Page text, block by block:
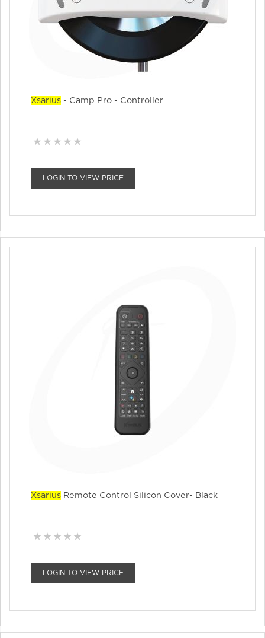
Xsarius - Camp Pro - Controller
LOGIN TO VIEW PRICE
Xsarius Remote Control Silicon Cover- Black
LOGIN TO VIEW PRICE